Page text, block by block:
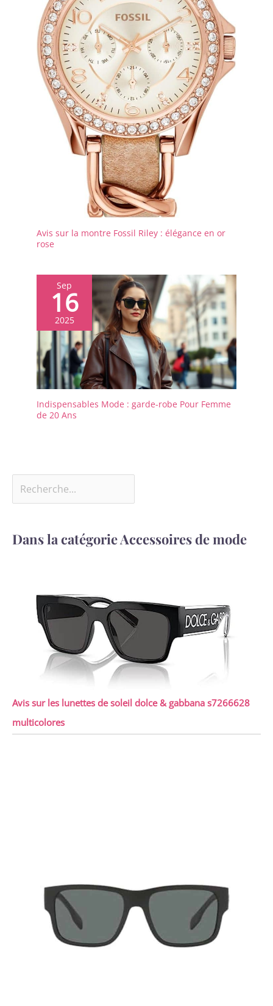
Avis sur la montre Fossil Riley : élégance en or
rose
Sep
16
2025
Indispensables Mode : garde-robe Pour Femme
de 20 Ans
Dans la catégorie Accessoires de mode
Avis sur les lunettes de soleil dolce & gabbana s7266628
multicolores